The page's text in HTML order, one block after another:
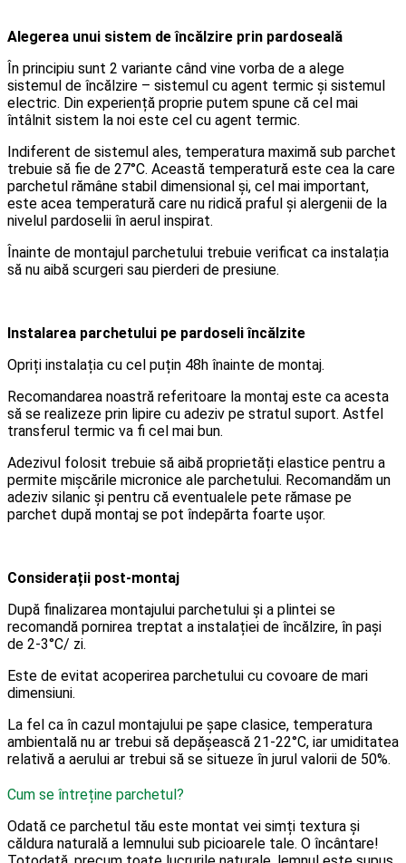
Alegerea unui sistem de încălzire prin pardoseală
În principiu sunt 2 variante când vine vorba de a alege
sistemul de încălzire – sistemul cu agent termic și sistemul
electric. Din experiență proprie putem spune că cel mai
întâlnit sistem la noi este cel cu agent termic.
Indiferent de sistemul ales, temperatura maximă sub parchet
trebuie să fie de 27°C. Această temperatură este cea la care
parchetul rămâne stabil dimensional și, cel mai important,
este acea temperatură care nu ridică praful și alergenii de la
nivelul pardoselii în aerul inspirat.
Înainte de montajul parchetului trebuie verificat ca instalația
să nu aibă scurgeri sau pierderi de presiune.
Instalarea parchetului pe pardoseli încălzite
Opriți instalația cu cel puțin 48h înainte de montaj.
Recomandarea noastră referitoare la montaj este ca acesta
să se realizeze prin lipire cu adeziv pe stratul suport. Astfel
transferul termic va fi cel mai bun.
Adezivul folosit trebuie să aibă proprietăți elastice pentru a
permite mișcările micronice ale parchetului. Recomandăm un
adeziv silanic și pentru că eventualele pete rămase pe
parchet după montaj se pot îndepărta foarte ușor.
Considerații post-montaj
După finalizarea montajului parchetului și a plintei se
recomandă pornirea treptat a instalației de încălzire, în pași
de 2-3°C/ zi.
Este de evitat acoperirea parchetului cu covoare de mari
dimensiuni.
La fel ca în cazul montajului pe șape clasice, temperatura
ambientală nu ar trebui să depășească 21-22°C, iar umiditatea
relativă a aerului ar trebui să se situeze în jurul valorii de 50%.
Cum se întreține parchetul?
Odată ce parchetul tău este montat vei simți textura și
căldura naturală a lemnului sub picioarele tale. O încântare!